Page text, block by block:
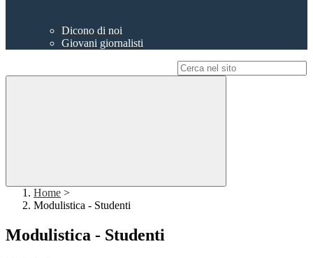
Dicono di noi
Giovani giornalisti
Home >
Modulistica - Studenti
Modulistica - Studenti